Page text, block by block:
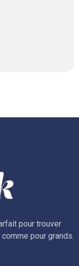
pour trouver
pour grands.